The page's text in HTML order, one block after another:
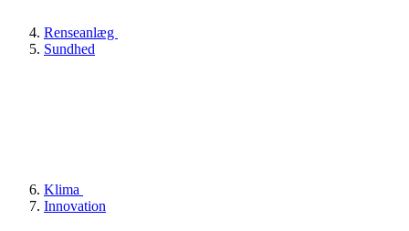
Renseanlæg
Sundhed
Klima
Innovation